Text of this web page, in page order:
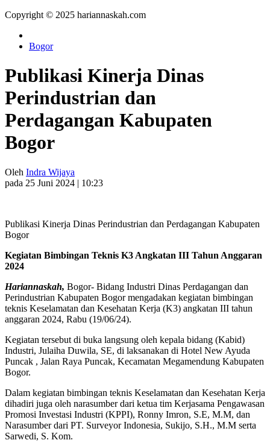
Copyright © 2025 hariannaskah.com
Bogor
Publikasi Kinerja Dinas
Perindustrian dan
Perdagangan Kabupaten
Bogor
Oleh Indra Wijaya
pada 25 Juni 2024 | 10:23
Publikasi Kinerja Dinas Perindustrian dan Perdagangan Kabupaten
Bogor
Kegiatan Bimbingan Teknis K3 Angkatan III Tahun Anggaran
2024
Hariannaskah, Bogor- Bidang Industri Dinas Perdagangan dan
Perindustrian Kabupaten Bogor mengadakan kegiatan bimbingan
teknis Keselamatan dan Kesehatan Kerja (K3) angkatan III tahun
anggaran 2024, Rabu (19/06/24).
Kegiatan tersebut di buka langsung oleh kepala bidang (Kabid)
Industri, Julaiha Duwila, SE, di laksanakan di Hotel New Ayuda
Puncak , Jalan Raya Puncak, Kecamatan Megamendung Kabupaten
Bogor.
Dalam kegiatan bimbingan teknis Keselamatan dan Kesehatan Kerja
dihadiri juga oleh narasumber dari ketua tim Kerjasama Pengawasan
Promosi Investasi Industri (KPPI), Ronny Imron, S.E, M.M, dan
Narasumber dari PT. Surveyor Indonesia, Sukijo, S.H., M.M serta
Sarwedi, S. Kom.